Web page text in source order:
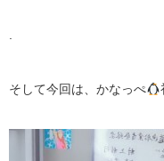
.
そして今回は、かなっぺ